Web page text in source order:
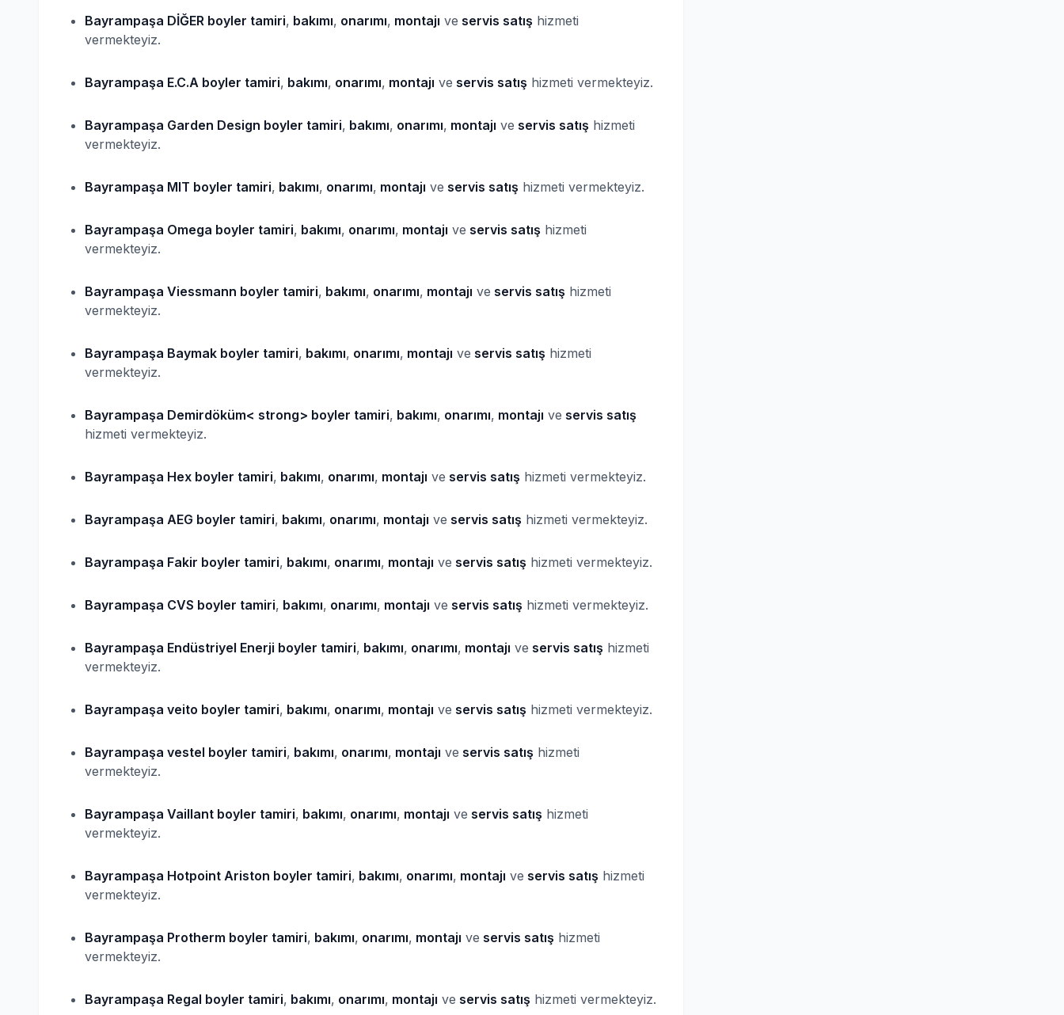
Bayrampaşa DİĞER boyler tamiri, bakımı, onarımı, montajı ve servis satış hizmeti
vermekteyiz.
Bayrampaşa E.C.A boyler tamiri, bakımı, onarımı, montajı ve servis satış hizmeti vermekteyiz.
Bayrampaşa Garden Design boyler tamiri, bakımı, onarımı, montajı ve servis satış hizmeti
vermekteyiz.
Bayrampaşa MIT boyler tamiri, bakımı, onarımı, montajı ve servis satış hizmeti vermekteyiz.
Bayrampaşa Omega boyler tamiri, bakımı, onarımı, montajı ve servis satış hizmeti
vermekteyiz.
Bayrampaşa Viessmann boyler tamiri, bakımı, onarımı, montajı ve servis satış hizmeti
vermekteyiz.
Bayrampaşa Baymak boyler tamiri, bakımı, onarımı, montajı ve servis satış hizmeti
vermekteyiz.
Bayrampaşa Demirdöküm< strong> boyler tamiri, bakımı, onarımı, montajı ve servis satış
hizmeti vermekteyiz.
Bayrampaşa Hex boyler tamiri, bakımı, onarımı, montajı ve servis satış hizmeti vermekteyiz.
Bayrampaşa AEG boyler tamiri, bakımı, onarımı, montajı ve servis satış hizmeti vermekteyiz.
Bayrampaşa Fakir boyler tamiri, bakımı, onarımı, montajı ve servis satış hizmeti vermekteyiz.
Bayrampaşa CVS boyler tamiri, bakımı, onarımı, montajı ve servis satış hizmeti vermekteyiz.
Bayrampaşa Endüstriyel Enerji boyler tamiri, bakımı, onarımı, montajı ve servis satış hizmeti
vermekteyiz.
Bayrampaşa veito boyler tamiri, bakımı, onarımı, montajı ve servis satış hizmeti vermekteyiz.
Bayrampaşa vestel boyler tamiri, bakımı, onarımı, montajı ve servis satış hizmeti
vermekteyiz.
Bayrampaşa Vaillant boyler tamiri, bakımı, onarımı, montajı ve servis satış hizmeti
vermekteyiz.
Bayrampaşa Hotpoint Ariston boyler tamiri, bakımı, onarımı, montajı ve servis satış hizmeti
vermekteyiz.
Bayrampaşa Protherm boyler tamiri, bakımı, onarımı, montajı ve servis satış hizmeti
vermekteyiz.
Bayrampaşa Regal boyler tamiri, bakımı, onarımı, montajı ve servis satış hizmeti vermekteyiz.